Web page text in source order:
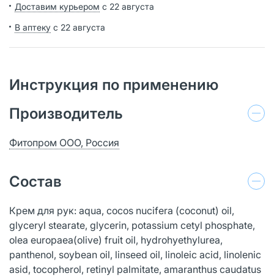
Доставим курьером с 22 августа
В аптеку с 22 августа
Инструкция по применению
Производитель
Фитопром ООО, Россия
Состав
Крем для рук: aqua, cocos nucifera (coconut) oil,
glyceryl stearate, glycerin, potassium cetyl phosphate,
olea europaea(olive) fruit oil, hydrohyethylurea,
panthenol, soybean oil, linseed oil, linoleic acid, linolenic
asid, tocopherol, retinyl palmitate, amaranthus caudatus